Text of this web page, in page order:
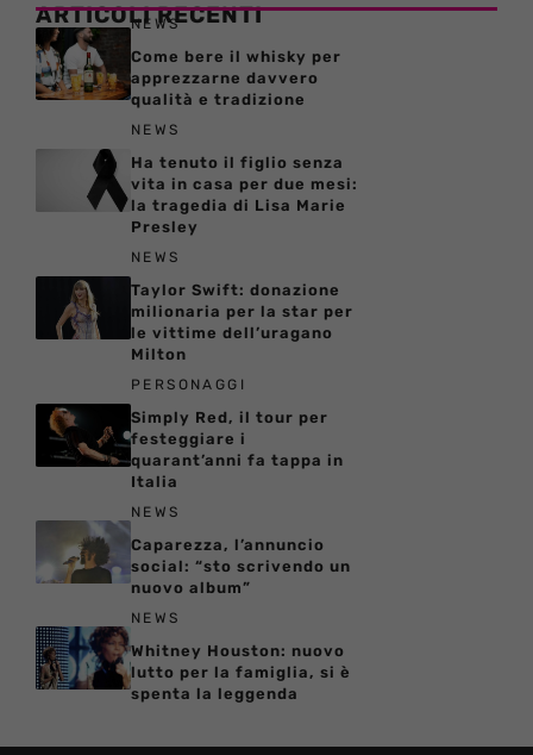
ARTICOLI RECENTI
NEWS
Come bere il whisky per
apprezzarne davvero
qualità e tradizione
NEWS
Ha tenuto il figlio senza
vita in casa per due mesi:
la tragedia di Lisa Marie
Presley
NEWS
Taylor Swift: donazione
milionaria per la star per
le vittime dell’uragano
Milton
PERSONAGGI
Simply Red, il tour per
festeggiare i
quarant’anni fa tappa in
Italia
NEWS
Caparezza, l’annuncio
social: “sto scrivendo un
nuovo album”
NEWS
Whitney Houston: nuovo
lutto per la famiglia, si è
spenta la leggenda